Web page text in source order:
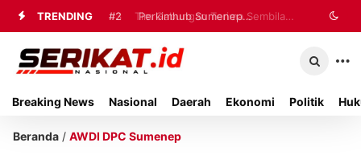
TRENDING #2 Perkimhub Sumenep
Matangkan Pelaksanaan RTLH 2026,
#3 Tim Gabungan Terima Sembilan
Korban Evakuasi KM Mutiara Sentosa
Breaking News Nasional Daerah Ekonomi Politik
Beranda / AWDI DPC Sumenep